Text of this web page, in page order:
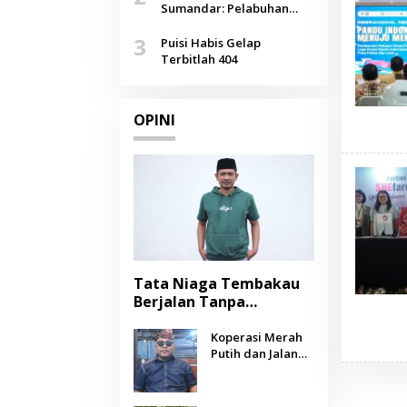
Agustus
Sumandar: Pelabuhan
Selendang Benang Merah
Lombang
3
Puisi Habis Gelap
Terbitlah 404
OPINI
Tata Niaga Tembakau
Berjalan Tanpa
Negara Berpihak
kepada Petani?
Koperasi Merah
Putih dan Jalan